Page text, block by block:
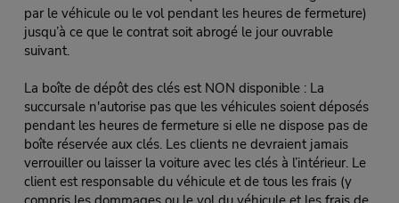
par le véhicule ou le vol pendant les heures de fermeture)
jusqu’à ce que le contrat soit abrogé le jour ouvrable
suivant.
La boîte de dépôt des clés est NON disponible : La
succursale n'autorise pas que les véhicules soient déposés
pendant les heures de fermeture si elle ne dispose pas de
boîte réservée aux clés. Les clients ne devraient jamais
verrouiller ou laisser la voiture avec les clés à l’intérieur. Le
client est responsable du véhicule et de tous les frais (y